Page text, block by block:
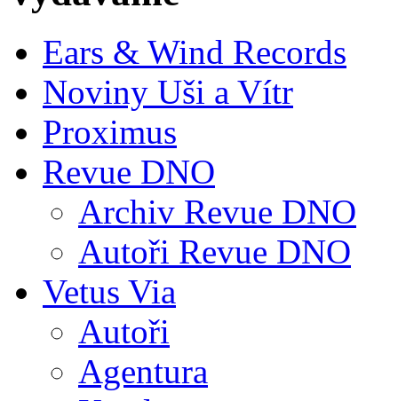
Ears & Wind Records
Noviny Uši a Vítr
Proximus
Revue DNO
Archiv Revue DNO
Autoři Revue DNO
Vetus Via
Autoři
Agentura